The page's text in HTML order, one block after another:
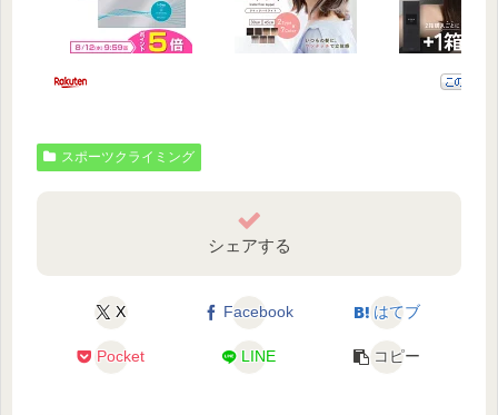
スポーツクライミング
シェアする
X Facebook はてブ
Pocket LINE コピー